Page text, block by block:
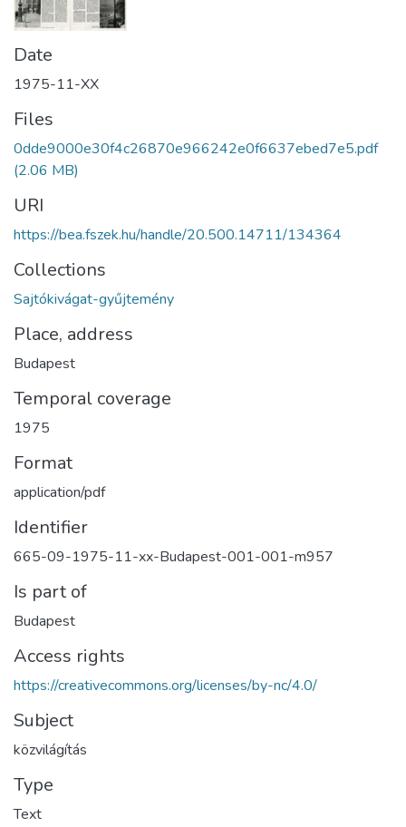
Date
1975-11-XX
Files
0dde9000e30f4c26870e966242e0f6637ebed7e5.pdf
(2.06 MB)
URI
https://bea.fszek.hu/handle/20.500.14711/134364
Collections
Sajtókivágat-gyűjtemény
Place, address
Budapest
Temporal coverage
1975
Format
application/pdf
Identifier
665-09-1975-11-xx-Budapest-001-001-m957
Is part of
Budapest
Access rights
https://creativecommons.org/licenses/by-nc/4.0/
Subject
közvilágítás
Type
Text